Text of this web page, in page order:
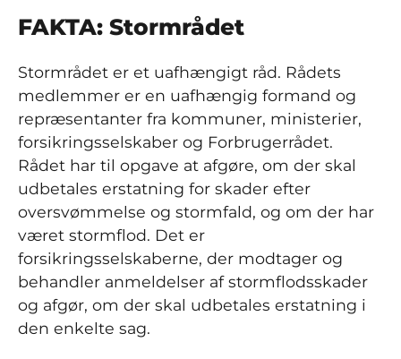
FAKTA: Stormrådet
Stormrådet er et uafhængigt råd. Rådets
medlemmer er en uafhængig formand og
repræsentanter fra kommuner, ministerier,
forsikringsselskaber og Forbrugerrådet.
Rådet har til opgave at afgøre, om der skal
udbetales erstatning for skader efter
oversvømmelse og stormfald, og om der har
været stormflod. Det er
forsikringsselskaberne, der modtager og
behandler anmeldelser af stormflodsskader
og afgør, om der skal udbetales erstatning i
den enkelte sag.